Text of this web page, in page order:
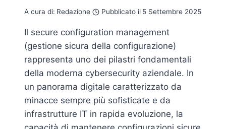
A cura di: Redazione Pubblicato il 5 Settembre 2025
Il secure configuration management
(gestione sicura della configurazione)
rappresenta uno dei pilastri fondamentali
della moderna cybersecurity aziendale. In
un panorama digitale caratterizzato da
minacce sempre più sofisticate e da
infrastrutture IT in rapida evoluzione, la